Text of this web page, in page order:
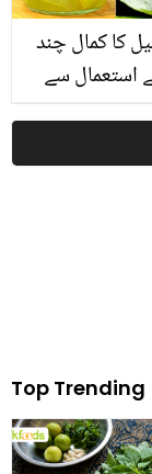
کا کمال چند
استعمال سے
سر اور
چہرے کے 8 مسائل پر قابو،
Top Trending